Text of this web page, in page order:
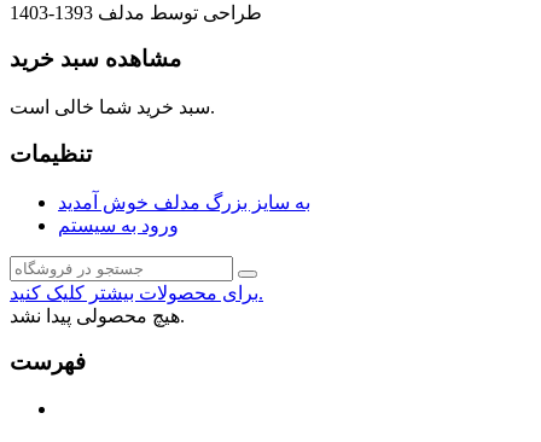
طراحی توسط مدلف 1393-1403
مشاهده سبد خرید
سبد خرید شما خالی است.
تنظیمات
به سایز بزرگ مدلف خوش آمدید
ورود به سیستم
برای محصولات بیشتر کلیک کنید.
هیچ محصولی پیدا نشد.
فهرست